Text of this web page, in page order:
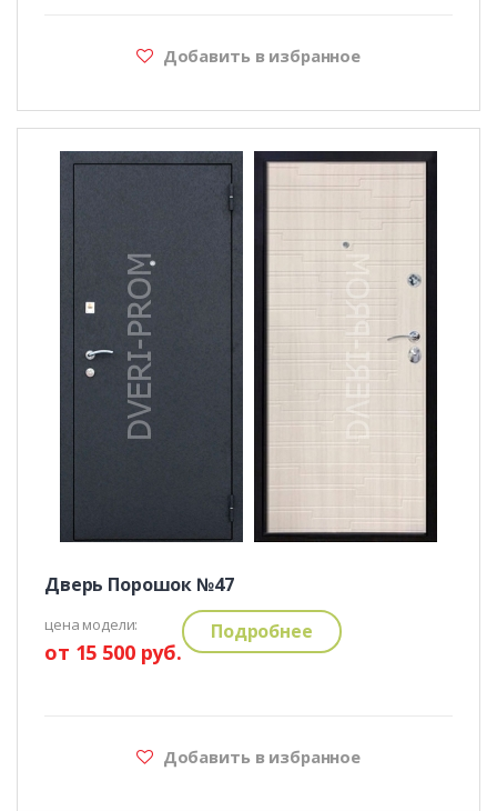
Добавить в избранное
Дверь Порошок №47
цена модели:
от 15 500 руб.
Подробнее
Добавить в избранное